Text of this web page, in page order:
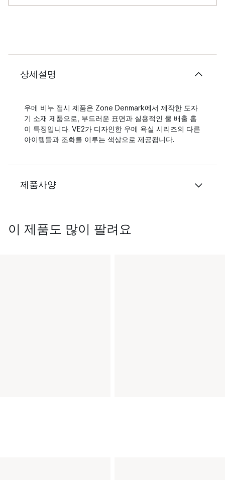
상세설명
우메 비누 접시 제품은 Zone Denmark에서 제작한 도자
기 소재 제품으로, 부드러운 표면과 실용적인 물 배출 홈
이 특징입니다. VE2가 디자인한 우메 욕실 시리즈의 다른
아이템들과 조화를 이루는 색상으로 제공됩니다.
제품사양
이 제품도 많이 팔려요